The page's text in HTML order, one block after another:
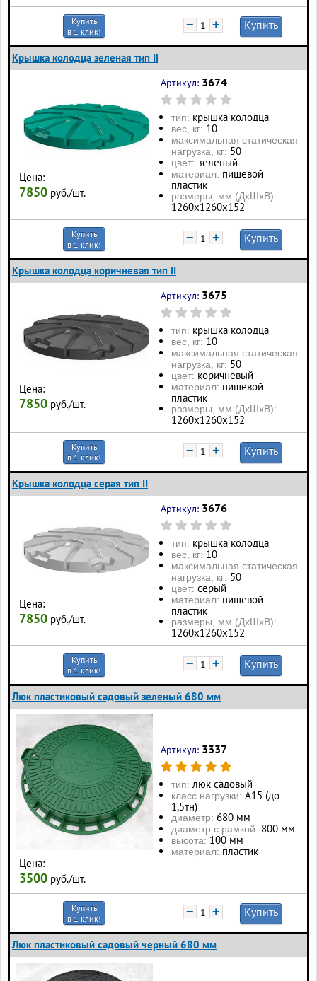
Купить
в 1 клик!
− + Купить
Крышка колодца зеленая тип II
Цена:
7850 руб./шт.
Артикул: 3674
тип: крышка колодца
вес, кг: 10
максимальная статическая
нагрузка, кг: 50
цвет: зеленый
материал: пищевой
пластик
размеры, мм (ДхШхВ):
1260х1260х152
Купить
в 1 клик!
− + Купить
Крышка колодца коричневая тип II
Цена:
7850 руб./шт.
Артикул: 3675
тип: крышка колодца
вес, кг: 10
максимальная статическая
нагрузка, кг: 50
цвет: коричневый
материал: пищевой
пластик
размеры, мм (ДхШхВ):
1260х1260х152
Купить
в 1 клик!
− + Купить
Крышка колодца серая тип II
Цена:
7850 руб./шт.
Артикул: 3676
тип: крышка колодца
вес, кг: 10
максимальная статическая
нагрузка, кг: 50
цвет: серый
материал: пищевой
пластик
размеры, мм (ДхШхВ):
1260х1260х152
Купить
в 1 клик!
− + Купить
Люк пластиковый садовый зеленый 680 мм
Цена:
3500 руб./шт.
Артикул: 3337
тип: люк садовый
класс нагрузки: А15 (до
1,5тн)
диаметр: 680 мм
диаметр с рамкой: 800 мм
высота: 100 мм
материал: пластик
Купить
в 1 клик!
− + Купить
Люк пластиковый садовый черный 680 мм